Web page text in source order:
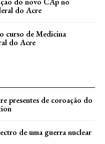
do Acre
curso de Medicina
do Acre
presentes de coroação do
de uma guerra nuclear